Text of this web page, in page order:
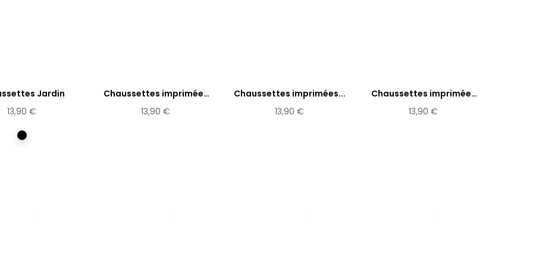
Jardin
13,90 €
Multicolore
Chaussettes imprimées
Yule
13,90 €
Chaussettes imprimées...
13,90 €
Chaussettes imprimées
Radha
13,90 €